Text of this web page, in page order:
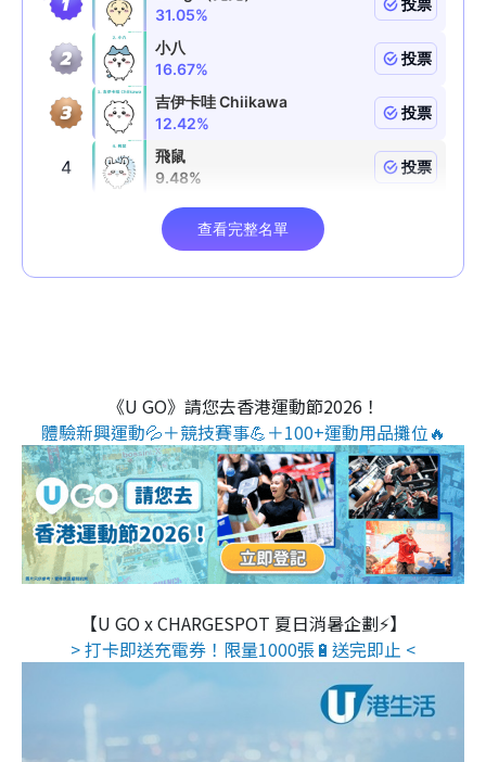
《U GO》請您去香港運動節2026！
體驗新興運動💦＋競技賽事💪＋100+運動用品攤位🔥
【U GO x CHARGESPOT 夏日消暑企劃⚡】
> 打卡即送充電券！限量1000張🔋送完即止 <